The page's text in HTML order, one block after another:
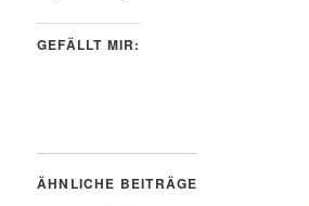
GEFÄLLT MIR:
ÄHNLICHE BEITRÄGE